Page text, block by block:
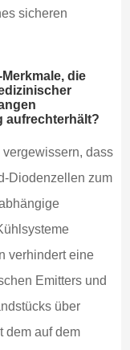
sicheren
die
aufrechterhält?
dass
Diodenzellen zum
verhindert eine
Emitters und
über
dem auf dem